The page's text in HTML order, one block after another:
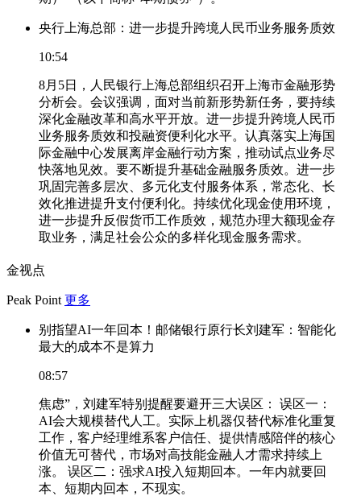
央行上海总部：进一步提升跨境人民币业务服务质效
10:54
8月5日，人民银行上海总部组织召开上海市金融形势
分析会。会议强调，面对当前新形势新任务，要持续
深化金融改革和高水平开放。进一步提升跨境人民币
业务服务质效和投融资便利化水平。认真落实上海国
际金融中心发展离岸金融行动方案，推动试点业务尽
快落地见效。要不断提升基础金融服务质效。进一步
巩固完善多层次、多元化支付服务体系，常态化、长
效化推进提升支付便利化。持续优化现金使用环境，
进一步提升反假货币工作质效，规范办理大额现金存
取业务，满足社会公众的多样化现金服务需求。
金视点
Peak Point 更多
别指望AI一年回本！邮储银行原行长刘建军：智能化
最大的成本不是算力
08:57
焦虑”，刘建军特别提醒要避开三大误区： 误区一：
AI会大规模替代人工。实际上机器仅替代标准化重复
工作，客户经理维系客户信任、提供情感陪伴的核心
价值无可替代，市场对高技能金融人才需求持续上
涨。 误区二：强求AI投入短期回本。一年内就要回
本、短期内回本，不现实。